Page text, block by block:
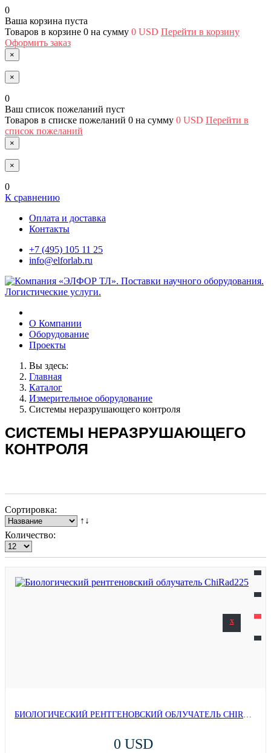
0
Ваша корзина пуста
Товаров в корзине 0 на сумму 0 USD Перейти в корзину
Оформить заказ
×
×
0
Ваш список пожеланий пуст
Товаров в списке пожеланий 0 на сумму 0 USD Перейти в
список пожеланий
×
×
0
К сравнению
Оплата и доставка
Контакты
+7 (495) 105 11 25
info@elforlab.ru
О Компании
Оборудование
Проекты
Вы здесь:
Главная
Каталог
Измерительное оборудование
Системы неразрушающего контроля
СИСТЕМЫ НЕРАЗРУШАЮЩЕГО
КОНТРОЛЯ
Сортировка:
↑↓
Количество:
0 USD
x